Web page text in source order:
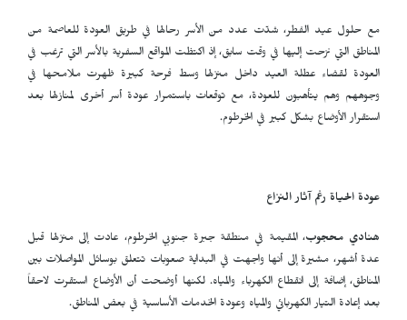
مع حلول عيد الفطر، شدّت عدد من الأسر رحالها في طريق العودة للعاصمة من
المناطق التي نزحت إليها في وقت سابق، إذ اكتظت المواقع السفرية بالأسر التي ترغب في
العودة لقضاء عطلة العيد داخل منزلها وسط فرحة كبيرة ظهرت ملامحها في
وجوههم وهم يتأهبون للعودة، مع توقعات باستمرار عودة أسر أخرى لمنازلها بعد
استقرار الأوضاع بشكل كبير في الخرطوم.
عودة الحياة رغم آثار النزاع
هنادي محجوب، المقيمة في منطقة جبرة جنوبي الخرطوم، عادت إلى منزلها قبل
عدة أشهر، مشيرة إلى أنها واجهت في البداية صعوبات تتعلق بوسائل المواصلات بين
المناطق، إضافة إلى انقطاع الكهرباء والمياه. لكنها أوضحت أن الأوضاع استقرت لاحقاً
بعد إعادة التيار الكهربائي والمياه وعودة الخدمات الأساسية في بعض المناطق.